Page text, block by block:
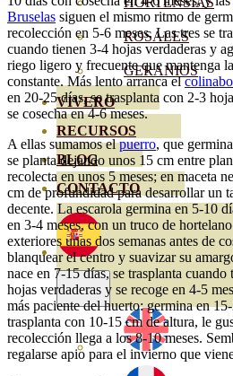
ROSALES
GERANIOS
VIVERO
RECURSOS
BLOG
CONTACTO
Bruselas siguen el mismo ritmo de
recolección en 5-6 meses. Las tres se
cuando tienen 3-4 hojas verdaderas y
riego ligero y frecuente que mantenga
constante. Más lento arranca elcolinabo
en 20-25 días, se trasplanta con 2-3
se cosecha en 4-6 meses.
A ellas sumamos elpuerro, que
se planta dejando unos 15 cm entre
recolecta en unos 5 meses; en maceta
cm de profundidad para desarrollar un
decente. La escarola germina en 5-10
en 3-4 meses, con un truco de
exteriores unas dos semanas antes de
blanquear el centro y suavizar su
nace en 7-15 días, se trasplanta cuando
hojas verdaderas y se recoge en 4-5
más paciente del huerto: germina en
trasplanta con 10-15 cm de altura, le
recolección llega a los 8-10 meses.
regalarse apio para el invierno que